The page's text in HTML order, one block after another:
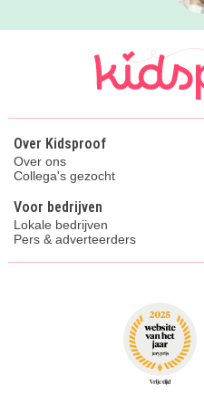
Over Kidsproof
Over ons
Collega's gezocht
Voor bedrijven
Lokale bedrijven
Pers & adverteerders